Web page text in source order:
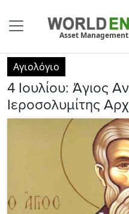
Asset Management
Αγιολόγιο
4 Ιουλίου: Άγιος
Ιεροσολυμίτης